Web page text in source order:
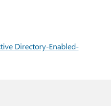
Directory-Enabled-